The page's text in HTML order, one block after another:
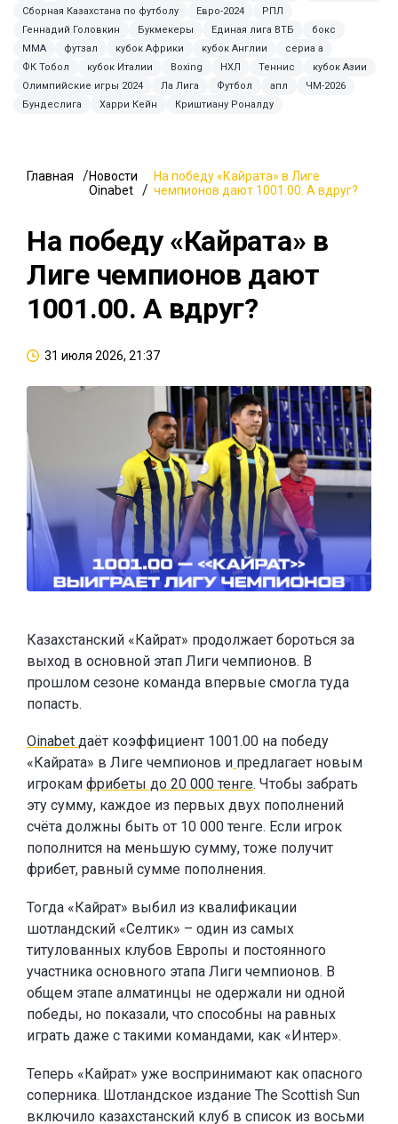
Сборная Казахстана по футболу
Евро-2024
РПЛ
Геннадий Головкин
Букмекеры Единая лига ВТБ
бокс
ММА
футзал кубок Африки кубок Англии
сериа а
ФК Тобол
кубок Италии Boxing НХЛ Теннис
кубок Азии
Олимпийские игры 2024
Ла Лига Футбол апл
ЧМ-2026
Бундеслига
Харри Кейн Криштиану Роналду
Главная
Новости
Oinabet
На победу «Кайрата» в Лиге
чемпионов дают 1001.00. А вдруг?
На победу «Кайрата» в
Лиге чемпионов дают
1001.00. А вдруг?
31 июля 2026, 21:37
Казахстанский «Кайрат» продолжает бороться за
выход в основной этап Лиги чемпионов. В
прошлом сезоне команда впервые смогла туда
попасть.
Oinabet даёт коэффициент 1001.00 на победу
«Кайрата» в Лиге чемпионов и предлагает новым
игрокам фрибеты до 20 000 тенге. Чтобы забрать
эту сумму, каждое из первых двух пополнений
счёта должны быть от 10 000 тенге. Если игрок
пополнится на меньшую сумму, тоже получит
фрибет, равный сумме пополнения.
Тогда «Кайрат» выбил из квалификации
шотландский «Селтик» – один из самых
титулованных клубов Европы и постоянного
участника основного этапа Лиги чемпионов. В
общем этапе алматинцы не одержали ни одной
победы, но показали, что способны на равных
играть даже с такими командами, как «Интер».
Теперь «Кайрат» уже воспринимают как опасного
соперника. Шотландское издание The Scottish Sun
включило казахстанский клуб в список из восьми